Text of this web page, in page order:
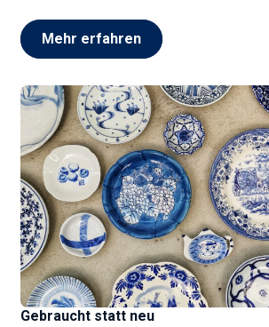
Mehr erfahren
Gebraucht statt neu